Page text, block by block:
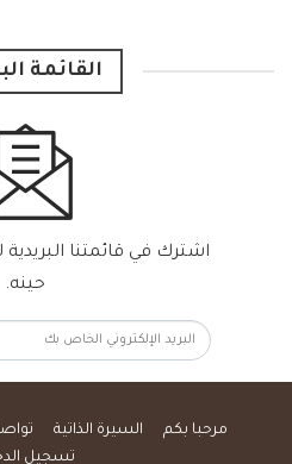
القائمة
اشترك في قائمتنا
حينه.
مرحبا بكم السيرة الذاتية
تسجيل